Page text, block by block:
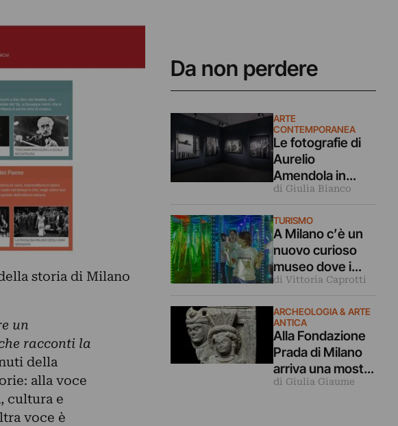
storia di Milano
un
racconti la
della
alla voce
cultura e
voce è
Da non perdere
ARTE
CONTEMPORANEA
Le fotografie di
Aurelio
Amendola in
dialogo coi
dell’arte in
mostra a Milano
di Giulia Bianco
TURISMO
A Milano c’è un
nuovo curioso
museo dove i
nostri cinque
ingannati
di Vittoria Caprotti
ARCHEOLOGIA & ARTE
ANTICA
Alla Fondazione
Prada di Milano
arriva una mostra
archeologica
di Giulia Giaume